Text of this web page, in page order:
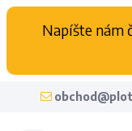
Napíšte nám